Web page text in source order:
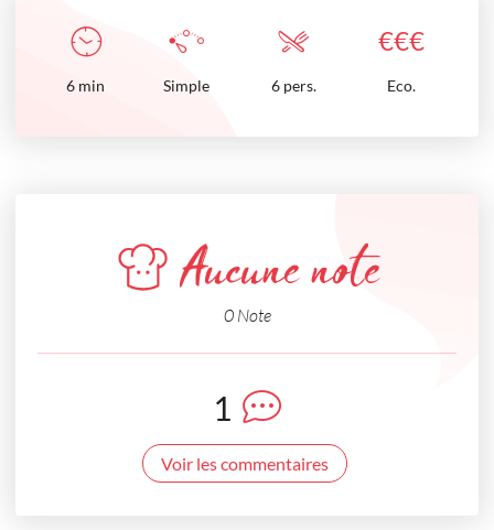
€€€
6 min Simple 6 pers. Eco.
Aucune note
0 Note
1
Voir les commentaires